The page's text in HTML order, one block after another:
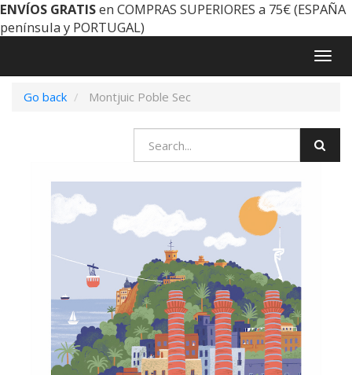
ENVÍOS GRATISen COMPRAS SUPERIORES a 75€ (ESPAÑA
península y PORTUGAL)
Go back
Montjuic Poble Sec